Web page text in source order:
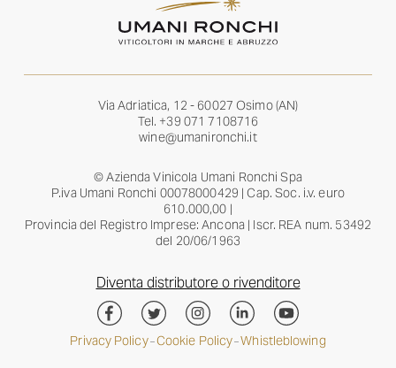
Via Adriatica, 12 - 60027 Osimo (AN)
Tel. +39 071 7108716
wine@umanironchi.it
© Azienda Vinicola Umani Ronchi Spa
P.iva Umani Ronchi 00078000429 | Cap. Soc. i.v. euro
610.000,00 |
Provincia del Registro Imprese: Ancona | Iscr. REA num. 53492
del 20/06/1963
Diventa distributore o rivenditore
Privacy Policy–Cookie Policy–Whistleblowing